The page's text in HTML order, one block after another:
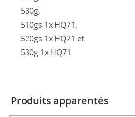
530g,
510gs 1x HQ71,
520gs 1x HQ71 et
530g 1x HQ71
Produits apparentés